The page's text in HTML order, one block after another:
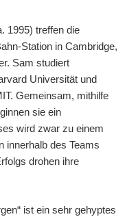
1995) treffen die
Station in Cambridge,
Sam studiert
Universität und
Gemeinsam, mithilfe
sie ein
wird zwar zu einem
innerhalb des Teams
drohen ihre
ist ein sehr gehyptes